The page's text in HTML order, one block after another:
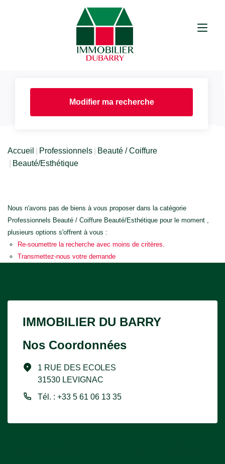
Modifier ma recherche
Accueil Professionnels
Beauté / Coiffure
Beauté/Esthétique
Nous n'avons pas de biens à vous proposer dans la catégorie
Professionnels Beauté / Coiffure Beauté/Esthétique pour le moment ,
plusieurs options s'offrent à vous :
Re-soumettre la recherche avec moins de critères.
Transmettez-nous votre demande
IMMOBILIER DU BARRY
Nos Coordonnées
1 RUE DES ECOLES
31530 LEVIGNAC
Tél. : +33 5 61 06 13 35